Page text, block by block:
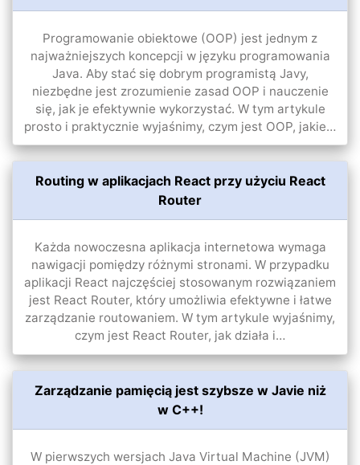
Programowanie obiektowe (OOP) jest jednym z
najważniejszych koncepcji w języku programowania
Java. Aby stać się dobrym programistą Javy,
niezbędne jest zrozumienie zasad OOP i nauczenie
się, jak je efektywnie wykorzystać. W tym artykule
prosto i praktycznie wyjaśnimy, czym jest OOP, jakie…
Routing w aplikacjach React przy użyciu React
Router
Każda nowoczesna aplikacja internetowa wymaga
nawigacji pomiędzy różnymi stronami. W przypadku
aplikacji React najczęściej stosowanym rozwiązaniem
jest React Router, który umożliwia efektywne i łatwe
zarządzanie routowaniem. W tym artykule wyjaśnimy,
czym jest React Router, jak działa i…
Zarządzanie pamięcią jest szybsze w Javie niż
w C++!
W pierwszych wersjach Java Virtual Machine (JVM)